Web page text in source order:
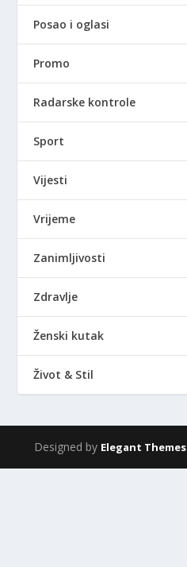
Posao i oglasi
Promo
Radarske kontrole
Sport
Vijesti
Vrijeme
Zanimljivosti
Zdravlje
Ženski kutak
Život & Stil
Designed by Elegant Themes